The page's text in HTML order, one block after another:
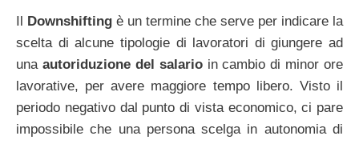
Il Downshifting è un termine che serve per indicare la
scelta di alcune tipologie di lavoratori di giungere ad
una autoriduzione del salarioin cambio di minor ore
lavorative, per avere maggiore tempo libero. Visto il
periodo negativo dal punto di vista economico, ci pare
impossibile che una persona scelga in autonomia di